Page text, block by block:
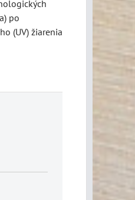
po
(UV) žiarenia